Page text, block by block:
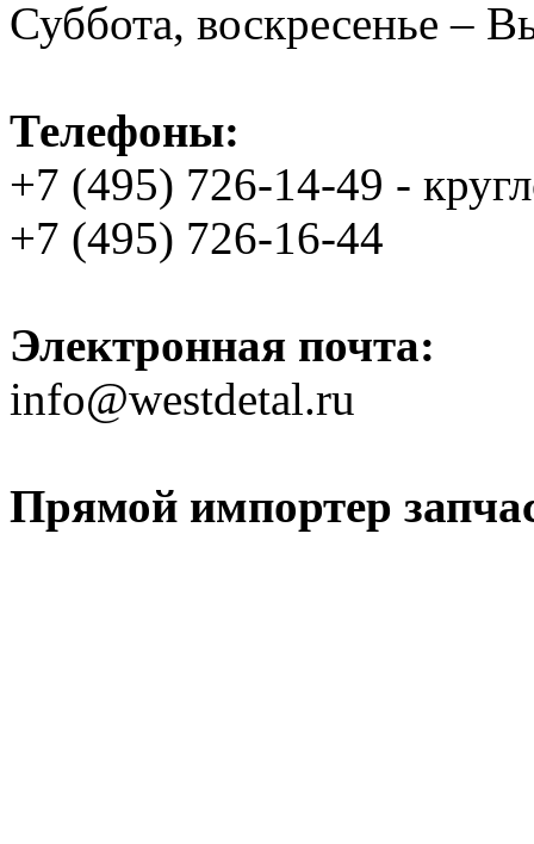
Суббота, воскресенье –
Телефоны:
+7 (495) 726-14-49 -
+7 (495) 726-16-44
Электронная почта:
info@westdetal.ru
Прямой импортер